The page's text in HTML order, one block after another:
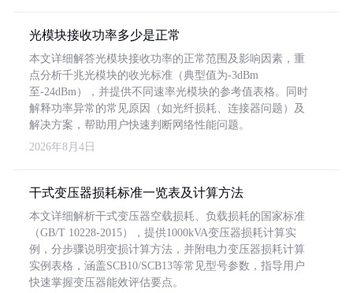
光模块接收功率多少是正常
本文详细解答光模块接收功率的正常范围及影响因素，重
点分析千兆光模块的收光标准（典型值为-3dBm
至-24dBm），并提供不同速率光模块的参考值表格。同时
解释功率异常的常见原因（如光纤损耗、连接器问题）及
解决方案，帮助用户快速判断网络性能问题。
2026年8月4日
干式变压器损耗标准一览表及计算方法
本文详细解析干式变压器空载损耗、负载损耗的国家标准
（GB/T 10228-2015），提供1000kVA变压器损耗计算实
例，分步骤说明变损计算方法，并附电力变压器损耗计算
实例表格，涵盖SCB10/SCB13等常见型号参数，指导用户
快速掌握变压器能效评估要点。